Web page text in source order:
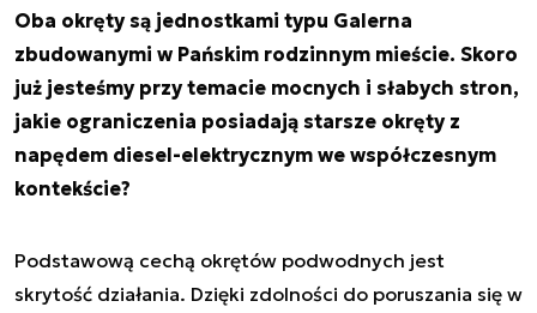
Oba okręty są jednostkami typu Galerna
zbudowanymi w Pańskim rodzinnym mieście. Skoro
już jesteśmy przy temacie mocnych i słabych stron,
jakie ograniczenia posiadają starsze okręty z
napędem diesel-elektrycznym we współczesnym
kontekście?
Podstawową cechą okrętów podwodnych jest
skrytość działania. Dzięki zdolności do poruszania się w